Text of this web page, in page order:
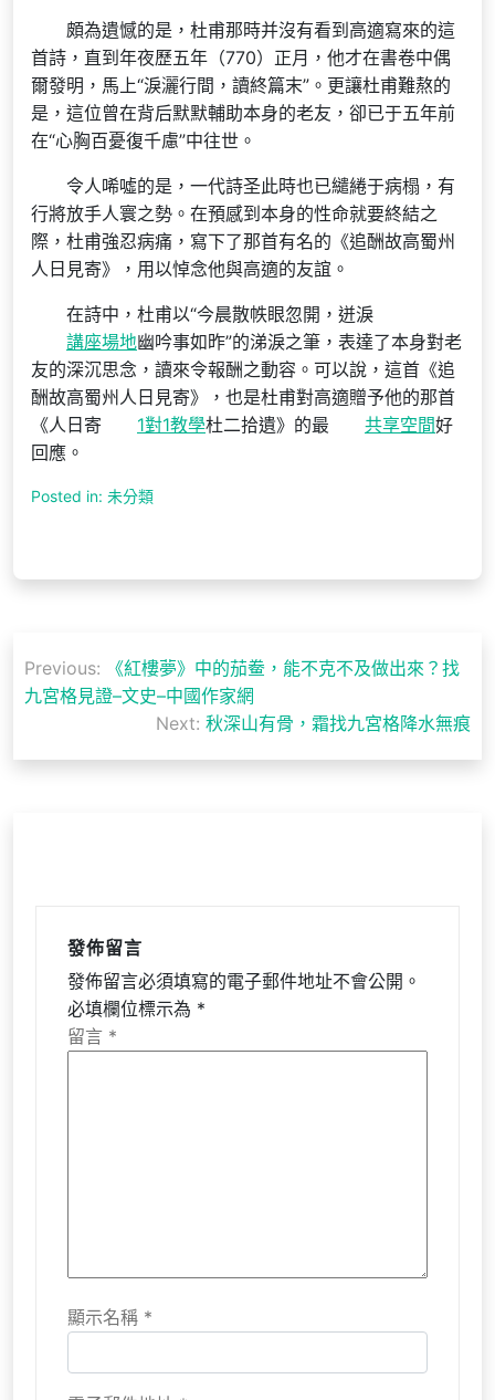
頗為遺憾的是，杜甫那時并沒有看到高適寫來的這
首詩，直到年夜歷五年（770）正月，他才在書卷中偶
爾發明，馬上“淚灑行間，讀終篇末”。更讓杜甫難熬的
是，這位曾在背后默默輔助本身的老友，卻已于五年前
在“心胸百憂復千慮”中往世。
令人唏噓的是，一代詩圣此時也已繾綣于病榻，有
行將放手人寰之勢。在預感到本身的性命就要終結之
際，杜甫強忍病痛，寫下了那首有名的《追酬故高蜀州
人日見寄》，用以悼念他與高適的友誼。
在詩中，杜甫以“今晨散帙眼忽開，迸淚
講座場地幽吟事如昨”的涕淚之筆，表達了本身對老
友的深沉思念，讀來令報酬之動容。可以說，這首《追
酬故高蜀州人日見寄》，也是杜甫對高適贈予他的那首
《人日寄
1對1教學杜二拾遺》的最 共享空間好
回應。
Posted in: 未分類
章
覽
Previous:
《紅樓夢》中的茄鲞，能不克不及做出來？找
九宮格見證–文史–中國作家網
Next: 秋深山有骨，霜找九宮格降水無痕
發佈留言
發佈留言必須填寫的電子郵件地址不會公開。
必填欄位標示為 *
留言 *
顯示名稱 *